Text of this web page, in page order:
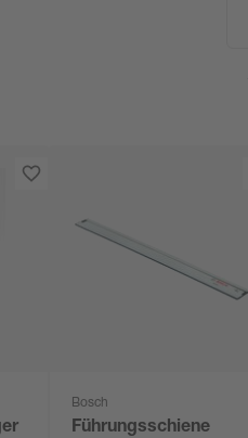
Bosch
Führungsschiene